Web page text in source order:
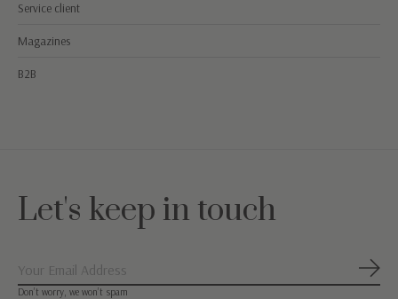
Service client
Magazines
B2B
Let's keep in touch
Don’t worry, we won’t spam